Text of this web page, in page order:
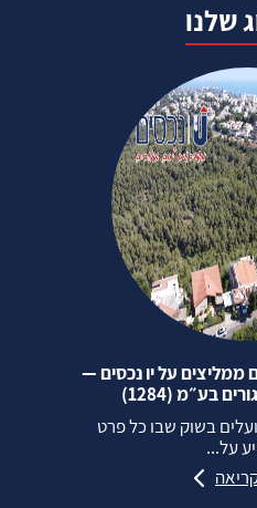
שלנו
ממליצים על יו נכסים —
בע״מ (1284)
בשוק שבו כל פרט
על...